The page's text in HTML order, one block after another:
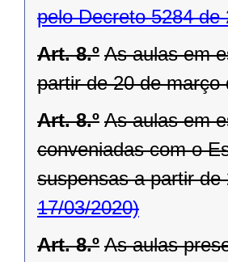
pelo Decreto 5284 de
Art. 8.º As aulas em
partir de 20 de março
Art. 8.º As aulas em
conveniadas com o
suspensas a partir
17/03/2020)
Art. 8.º As aulas